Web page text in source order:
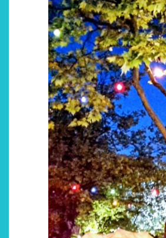
Restsommer - Kea
Garnier
5. April 2026